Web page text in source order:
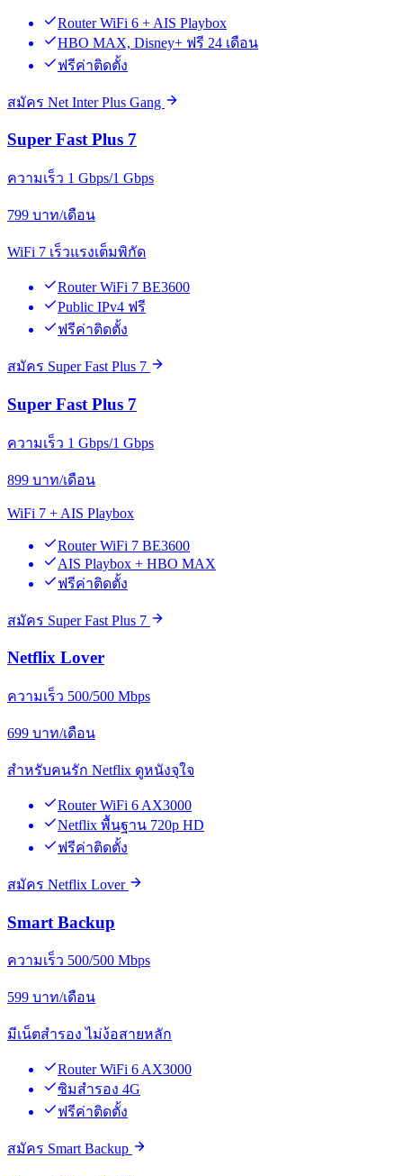
Router WiFi 6 + AIS Playbox
HBO MAX, Disney+ ฟรี 24 เดือน
ฟรีค่าติดตั้ง
สมัคร Net Inter Plus Gang
Super Fast Plus 7
ความเร็ว 1 Gbps/1 Gbps
799 บาท/เดือน
WiFi 7 เร็วแรงเต็มพิกัด
Router WiFi 7 BE3600
Public IPv4 ฟรี
ฟรีค่าติดตั้ง
สมัคร Super Fast Plus 7
Super Fast Plus 7
ความเร็ว 1 Gbps/1 Gbps
899 บาท/เดือน
WiFi 7 + AIS Playbox
Router WiFi 7 BE3600
AIS Playbox + HBO MAX
ฟรีค่าติดตั้ง
สมัคร Super Fast Plus 7
Netflix Lover
ความเร็ว 500/500 Mbps
699 บาท/เดือน
สำหรับคนรัก Netflix ดูหนังจุใจ
Router WiFi 6 AX3000
Netflix พื้นฐาน 720p HD
ฟรีค่าติดตั้ง
สมัคร Netflix Lover
Smart Backup
ความเร็ว 500/500 Mbps
599 บาท/เดือน
มีเน็ตสำรอง ไม่ง้อสายหลัก
Router WiFi 6 AX3000
ซิมสำรอง 4G
ฟรีค่าติดตั้ง
สมัคร Smart Backup